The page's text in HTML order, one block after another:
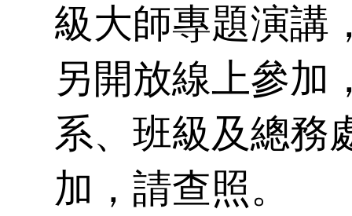
論
開
招
級大師專題演講
另開放線上參加
系、班級及總務
加，請查照。